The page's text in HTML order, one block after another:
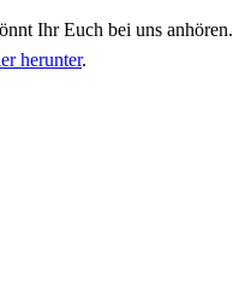
Ihr Euch bei uns anhören.
herunter.